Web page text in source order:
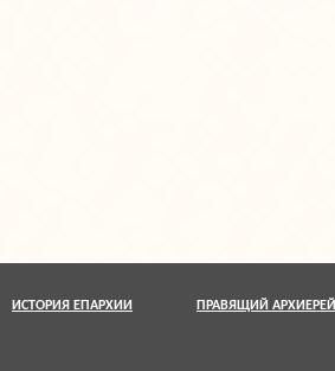
ИСТОРИЯ ЕПАРХИИ ПРАВЯЩИЙ АРХИЕРЕЙ